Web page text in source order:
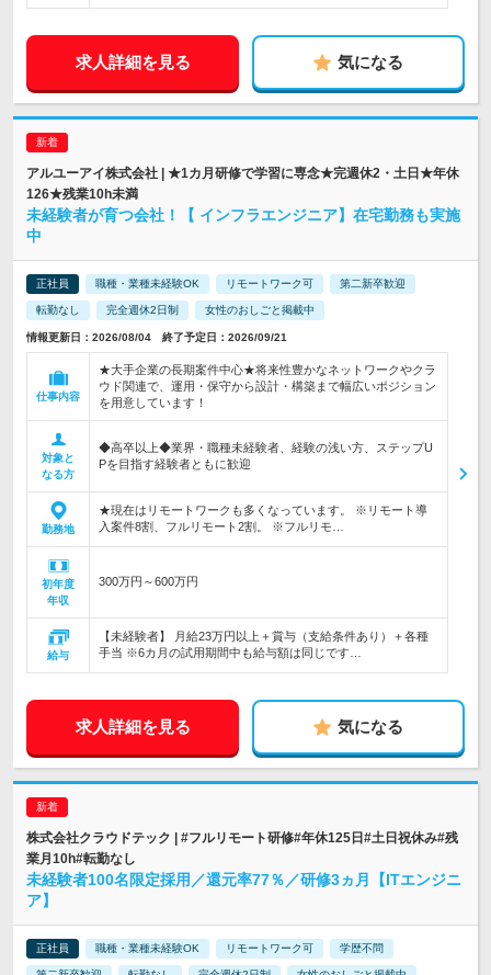
求人詳細を見る 気になる
アルユーアイ株式会社 | ★1カ月研修で学習に専念★完週休2・土日★年休
126★残業10h未満
未経験者が育つ会社！【 インフラエンジニア】在宅勤務も実施
中
正社員 職種・業種未経験OK リモートワーク可 第二新卒歓迎
転勤なし 完全週休2日制 女性のおしごと掲載中
情報更新日：2026/08/04 終了予定日：2026/09/21
仕事内容
★大手企業の長期案件中心★将来性豊かなネットワークやクラ
ウド関連で、運用・保守から設計・構築まで幅広いポジション
を用意しています！
対象と
なる方
◆高卒以上◆業界・職種未経験者、経験の浅い方、ステップU
Pを目指す経験者ともに歓迎
勤務地
★現在はリモートワークも多くなっています。 ※リモート導
入案件8割、フルリモート2割。 ※フルリモ…
初年度
年収
300万円～600万円
給与
【未経験者】 月給23万円以上＋賞与（支給条件あり）＋各種
手当 ※6カ月の試用期間中も給与額は同じです…
求人詳細を見る 気になる
株式会社クラウドテック | #フルリモート研修#年休125日#土日祝休み#残
業月10h#転勤なし
未経験者100名限定採用／還元率77％／研修3ヵ月【ITエンジニ
ア】
正社員 職種・業種未経験OK リモートワーク可 学歴不問